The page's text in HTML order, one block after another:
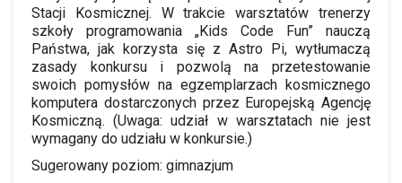
Stacji Kosmicznej. W trakcie warsztatów trenerzy
szkoły programowania „Kids Code Fun” nauczą
Państwa, jak korzysta się z Astro Pi, wytłumaczą
zasady konkursu i pozwolą na przetestowanie
swoich pomysłów na egzemplarzach kosmicznego
komputera dostarczonych przez Europejską Agencję
Kosmiczną. (Uwaga: udział w warsztatach nie jest
wymagany do udziału w konkursie.)
Sugerowany poziom: gimnazjum